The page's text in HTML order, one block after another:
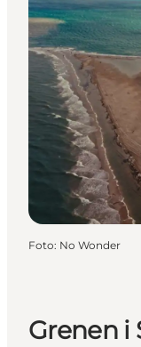
Foto: No Wonder
Grenen i